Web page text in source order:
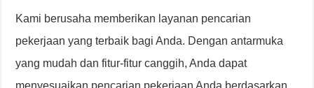
Kami berusaha memberikan layanan pencarian
pekerjaan yang terbaik bagi Anda. Dengan antarmuka
yang mudah dan fitur-fitur canggih, Anda dapat
menyesuaikan pencarian pekerjaan Anda berdasarkan